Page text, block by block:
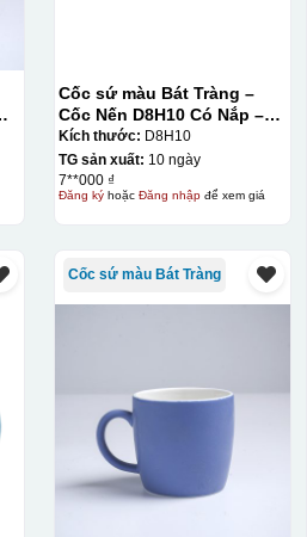
Cốc sứ màu Bát Tràng –
Cốc Nến D8H10 Có Nắp –
Màu Mát
Kích thước: D8H10
TG sản xuất: 10 ngày
7**000 ₫
Đăng kýhoặc Đăng nhậpđể xem giá
Cốc sứ màu Bát Tràng